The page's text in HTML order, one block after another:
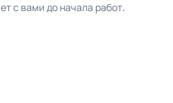
с вами до начала работ.